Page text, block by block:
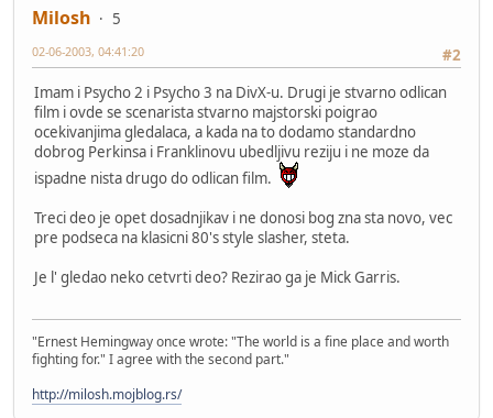
Milosh
5
#2
02-06-2003, 04:41:20
Imam i Psycho 2 i Psycho 3 na DivX-u. Drugi je stvarno odlican
film i ovde se scenarista stvarno majstorski poigrao
ocekivanjima gledalaca, a kada na to dodamo standardno
dobrog Perkinsa i Franklinovu ubedljivu reziju i ne moze da
ispadne nista drugo do odlican film.
Treci deo je opet dosadnjikav i ne donosi bog zna sta novo, vec
pre podseca na klasicni 80's style slasher, steta.
Je l' gledao neko cetvrti deo? Rezirao ga je Mick Garris.
"Ernest Hemingway once wrote: "The world is a fine place and worth
fighting for." I agree with the second part."
http://milosh.mojblog.rs/